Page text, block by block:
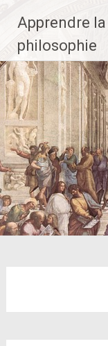
contenu
principal
Apprendre la
philosophie